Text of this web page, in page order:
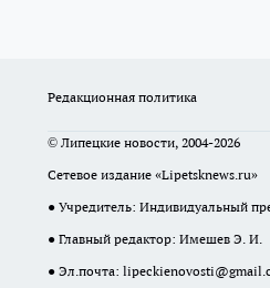
Редакционная политика
© Липецкие новости, 2004-2026
Сетевое издание «Lipetsknews.ru»
● Учредитель: Индивидуальный
● Главный редактор: Имешев Э. И.
● Эл.почта: